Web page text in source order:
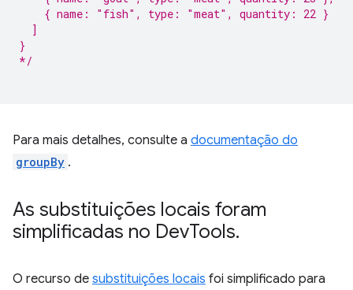
    { name: "fish", type: "meat", quantity: 22 }
  ]
}
*/
Para mais detalhes, consulte a documentação do
groupBy .
As substituições locais foram
simplificadas no DevTools.
O recurso de substituições locais foi simplificado para